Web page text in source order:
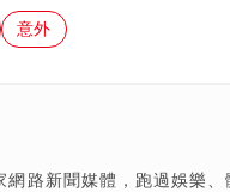
意外
路新聞媒體，跑過娛樂